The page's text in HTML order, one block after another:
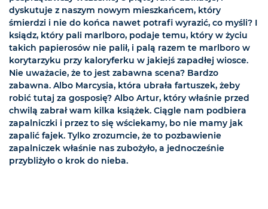
dyskutuje z naszym nowym mieszkańcem, który
śmierdzi i nie do końca nawet potrafi wyrazić, co myśli? I
ksiądz, który pali marlboro, podaje temu, który w życiu
takich papierosów nie palił, i palą razem te marlboro w
korytarzyku przy kaloryferku w jakiejś zapadłej wiosce.
Nie uważacie, że to jest zabawna scena? Bardzo
zabawna. Albo Marcysia, która ubrała fartuszek, żeby
robić tutaj za gosposię? Albo Artur, który właśnie przed
chwilą zabrał wam kilka książek. Ciągle nam podbiera
zapalniczki i przez to się wściekamy, bo nie mamy jak
zapalić fajek. Tylko zrozumcie, że to pozbawienie
zapalniczek właśnie nas zubożyło, a jednocześnie
przybliżyło o krok do nieba.